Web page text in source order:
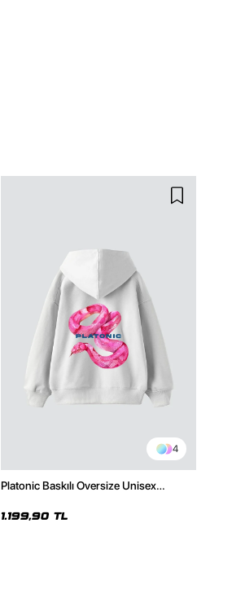
4
Platonic Baskılı Oversize Unisex
1.199,90 TL